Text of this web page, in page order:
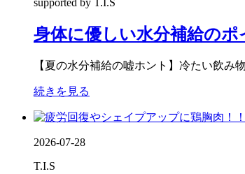
身体に優しい水分補給のポ
【夏の水分補給の嘘ホント】冷たい飲み
続きを見る
2026-07-28
T.I.S